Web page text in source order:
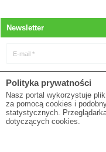
Newsletter
E-mail *
newslettera
E-mail
Polityka prywatności
Nasz portal wykorzystuje
za pomocą cookies i
statystycznych.
dotyczących cookies.